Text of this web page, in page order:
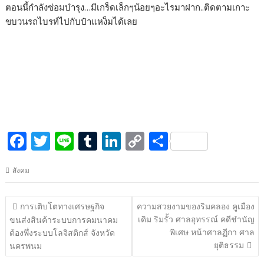
ตอนนี้กำลังซ่อมบำรุง…มีเกร็ดเล็กๆน้อยๆอะไรมาฝาก..ติดตามเกาะ
ขบวนรถไบรท์ไปกับป๋าแหง็มได้เลย
F
e
b
o
o
k
T
itt
er
Li
e
T
m
bl
r
Li
k
e
dI
C
p
y
Li
k
S
ar
e
สังคม
แนะแนว
เรื่อง
การเติบโตทางเศรษฐกิจ
ขนส่งสินค้าระบบการคมนาคม
ต้องพึ่งระบบโลจิสติกส์ จังหวัด
นครพนม
ความสวยงามของริมคลอง คูเมือง
เดิม ริมรั้ว ศาลอุทรรณ์ คดีชำนัญ
พิเศษ หน้าศาลฏีกา ศาล
ยุติธรรม